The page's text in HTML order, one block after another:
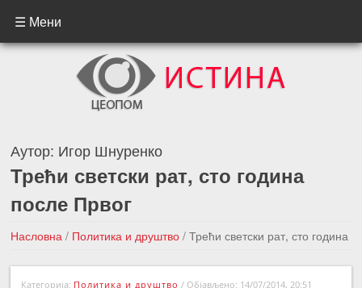
☰ Мени
Аутор: Игор Шнуренко
Трећи светски рат, сто година
после Првог
Насловна / Политика и друштво / Трећи светски рат, сто година
после Првог
Категорија: Политика и друштво / Објављено: 14/07/2014, 20:51